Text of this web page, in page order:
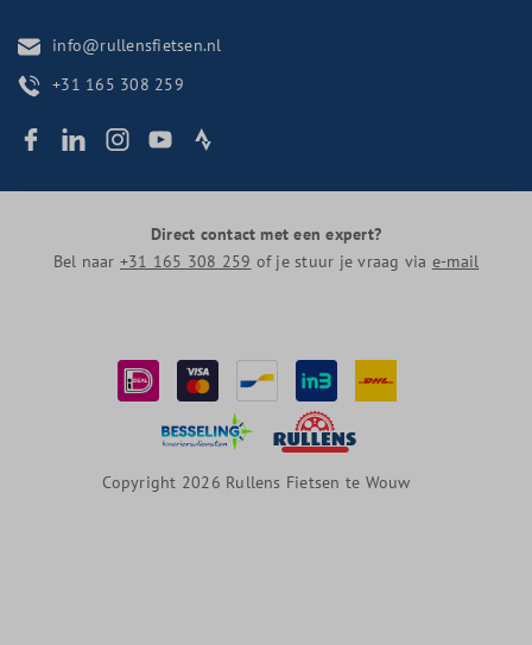
info@rullensfietsen.nl
+31 165 308 259
Direct contact met een expert?
Bel naar +31 165 308 259 of je stuur je vraag via e-mail
Copyright 2026 Rullens Fietsen te Wouw